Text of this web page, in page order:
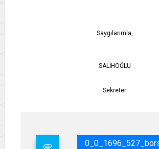
Saygılarımla,
SALİHOĞLU
Sekreter